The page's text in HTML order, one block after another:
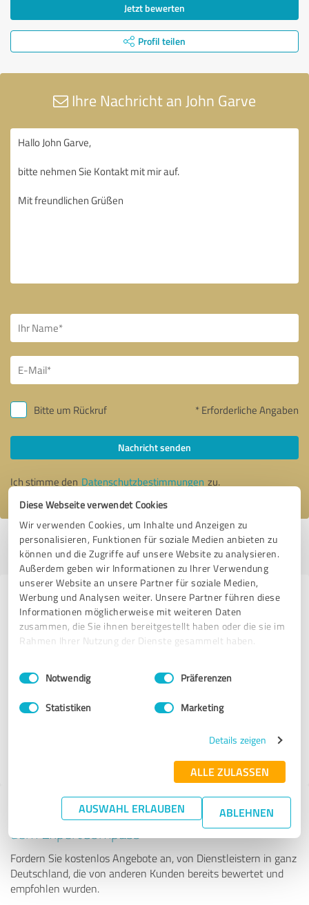
Diese Webseite verwendet Cookies
Wir verwenden Cookies, um Inhalte und Anzeigen zu
personalisieren, Funktionen für soziale Medien anbieten zu
können und die Zugriffe auf unsere Website zu analysieren.
Außerdem geben wir Informationen zu Ihrer Verwendung
unserer Website an unsere Partner für soziale Medien,
Werbung und Analysen weiter. Unsere Partner führen diese
Informationen möglicherweise mit weiteren Daten
zusammen, die Sie ihnen bereitgestellt haben oder die sie im
Rahmen Ihrer Nutzung der Dienste gesammelt haben.
Impressum Datenschutzbestimmungen
Einwilligungsauswahl
Notwendig Präferenzen
Statistiken Marketing
Details zeigen
ALLE ZULASSEN
AUSWAHL ERLAUBEN ABLEHNEN
Jetzt bewerten
Profil teilen
Ihre Nachricht an John Garve
Bitte um Rückruf * Erforderliche Angaben
Nachricht senden
Ich stimme den Datenschutzbestimmungen zu.
Profil aktiv seit 21.01.2021 |Letzte Aktualisierung: 06.06.2025|Profil
melden
Erfahrungen zu weiteren
Anbietern aus dem Bereich
Fotografie
Das Portrait
Tipp: Die passenden Experten finden - mit
dem ExpertCompass
Fordern Sie kostenlos Angebote an, von Dienstleistern in ganz
Deutschland, die von anderen Kunden bereits bewertet und
empfohlen wurden.